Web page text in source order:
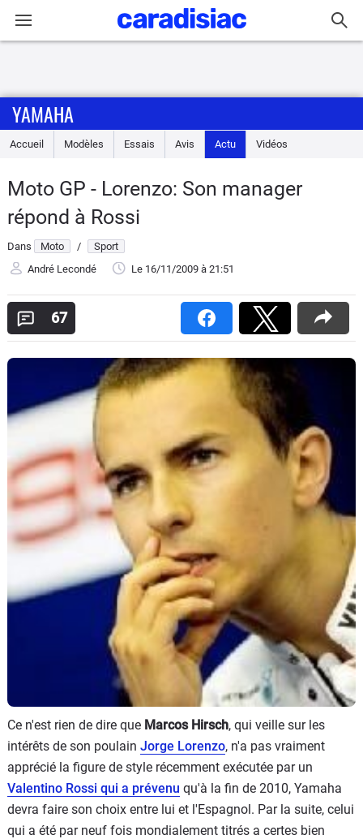
Accueil
Essais
Equipement
Forum
125
Marques
Services
Auto
YAMAHA
Accueil Modèles Essais Avis Actu Vidéos
Moto GP - Lorenzo: Son manager
répond à Rossi
Dans Moto /
Sport
André Lecondé
Le 16/11/2009 à 21:51
67
Ce n'est rien de dire que Marcos Hirsch, qui veille sur les
intérêts de son poulain Jorge Lorenzo, n'a pas vraiment
apprécié la figure de style récemment exécutée par un
Valentino Rossi qui a prévenu qu'à la fin de 2010, Yamaha
devra faire son choix entre lui et l'Espagnol. Par la suite, celui
qui a été par neuf fois mondialement titrés a certes bien